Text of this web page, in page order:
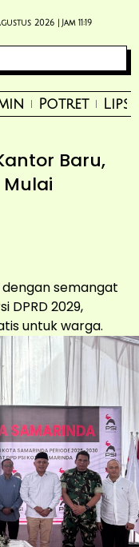
2026 | Jam 11:19
Potret
Baru,
Mulai
semangat
DPRD 2029,
untuk warga.